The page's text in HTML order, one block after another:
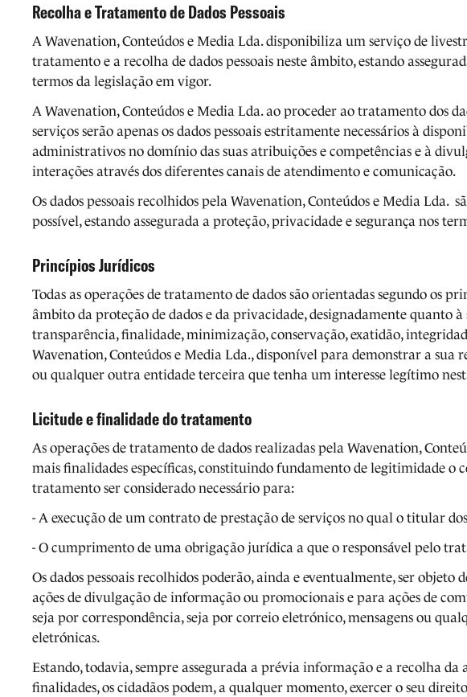
Recolha e Tratamento de Dados Pessoais
A Wavenation, Conteúdos e Media Lda. disponibiliza um serviço de
tratamento e a recolha de dados pessoais neste âmbito, estando
termos da legislação em vigor.
A Wavenation, Conteúdos e Media Lda. ao proceder ao tratamento dos
serviços serão apenas os dados pessoais estritamente necessários à
administrativos no domínio das suas atribuições e competências e à
interações através dos diferentes canais de atendimento e comunicação.
Os dados pessoais recolhidos pela Wavenation, Conteúdos e Media Lda.
possível, estando assegurada a proteção, privacidade e segurança nos
Princípios Jurídicos
Todas as operações de tratamento de dados são orientadas segundo os
âmbito da proteção de dados e da privacidade, designadamente quanto
transparência, finalidade, minimização, conservação, exatidão,
Wavenation, Conteúdos e Media Lda., disponível para demonstrar a sua
ou qualquer outra entidade terceira que tenha um interesse legítimo
Licitude e finalidade do tratamento
As operações de tratamento de dados realizadas pela Wavenation,
mais finalidades específicas, constituindo fundamento de legitimidade o
tratamento ser considerado necessário para:
- A execução de um contrato de prestação de serviços no qual o titular
- O cumprimento de uma obrigação jurídica a que o responsável pelo
Os dados pessoais recolhidos poderão, ainda e eventualmente, ser
ações de divulgação de informação ou promocionais e para ações de
seja por correspondência, seja por correio eletrónico, mensagens ou
eletrónicas.
Estando, todavia, sempre assegurada a prévia informação e a recolha da
finalidades, os cidadãos podem, a qualquer momento, exercer o seu